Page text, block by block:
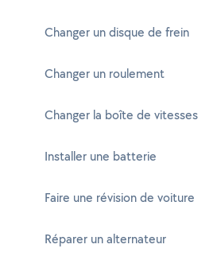
Changer un disque de frein
Changer un roulement
Changer la boîte de vitesses
Installer une batterie
Faire une révision de voiture
Réparer un alternateur